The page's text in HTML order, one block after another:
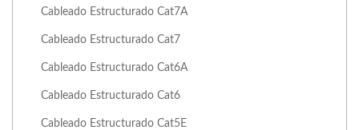
Cableado Estructurado Cat7A
Cableado Estructurado Cat7
Cableado Estructurado Cat6A
Cableado Estructurado Cat6
Cableado Estructurado Cat5E